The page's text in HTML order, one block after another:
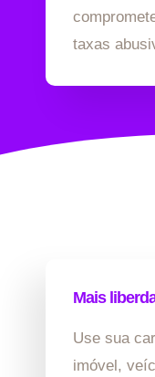
taxas
Mais
Use sua
imóvel,